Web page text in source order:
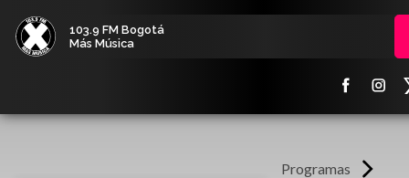
103.9 FM Bogotá
Más Música
Programas